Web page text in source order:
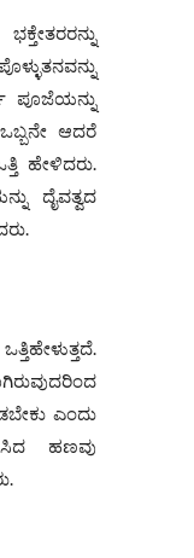
ಪೂಜೆಯನ್ನು
ಆದರೆ
ಹೇಳಿದರು.
ದೈವತ್ವದ
ಎಂದು
ಹಣವು